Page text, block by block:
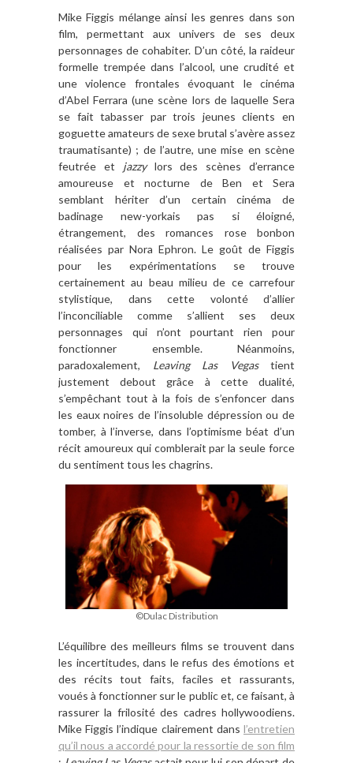
Mike Figgis mélange ainsi les genres dans son
film, permettant aux univers de ses deux
personnages de cohabiter. D’un côté, la raideur
formelle trempée dans l’alcool, une crudité et
une violence frontales évoquant le cinéma
d’Abel Ferrara (une scène lors de laquelle Sera
se fait tabasser par trois jeunes clients en
goguette amateurs de sexe brutal s’avère assez
traumatisante) ; de l’autre, une mise en scène
feutrée et jazzylors des scènes d’errance
amoureuse et nocturne de Ben et Sera
semblant hériter d’un certain cinéma de
badinage new-yorkais pas si éloigné,
étrangement, des romances rose bonbon
réalisées par Nora Ephron. Le goût de Figgis
pour les expérimentations se trouve
certainement au beau milieu de ce carrefour
stylistique, dans cette volonté d’allier
l’inconciliable comme s’allient ses deux
personnages qui n’ont pourtant rien pour
fonctionner ensemble. Néanmoins,
paradoxalement, Leaving Las Vegas tient
justement debout grâce à cette dualité,
s’empêchant tout à la fois de s’enfoncer dans
les eaux noires de l’insoluble dépression ou de
tomber, à l’inverse, dans l’optimisme béat d’un
récit amoureux qui comblerait par la seule force
du sentiment tous les chagrins.
©Dulac Distribution
L’équilibre des meilleurs films se trouvent dans
les incertitudes, dans le refus des émotions et
des récits tout faits, faciles et rassurants,
voués à fonctionner sur le public et, ce faisant, à
rassurer la frilosité des cadres hollywoodiens.
Mike Figgis l’indique clairement dans l’entretien
qu’il nous a accordé pour la ressortie de son film